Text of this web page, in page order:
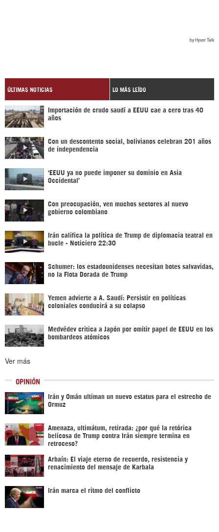
ÚLTIMAS NOTICIAS LO MÁS LEÍDO
Importación de crudo saudí a EEUU cae a cero tras 40
años
Con un descontento social, bolivianos celebran 201 años
de independencia
‘EEUU ya no puede imponer su dominio en Asia
Occidental’
Con preocupación, ven muchos sectores al nuevo
gobierno colombiano
Irán califica la política de Trump de diplomacia teatral en
bucle - Noticiero 22:30
Schumer: los estadounidenses necesitan botes salvavidas,
no la Flota Dorada de Trump
Yemen advierte a A. Saudí: Persistir en políticas
coloniales conducirá a su colapso
Medvédev critica a Japón por omitir papel de EEUU en los
bombardeos atómicos
Ver más
OPINIÓN
Irán y Omán ultiman un nuevo estatus para el estrecho de
Ormuz
Amenaza, ultimátum, retirada: ¿por qué la retórica
belicosa de Trump contra Irán siempre termina en
retroceso?
Arbaín: El viaje eterno de recuerdo, resistencia y
renacimiento del mensaje de Karbala
Irán marca el ritmo del conflicto